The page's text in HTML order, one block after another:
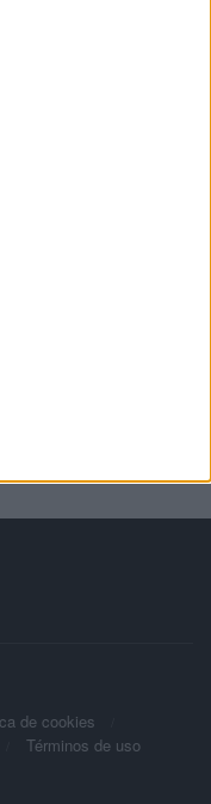
de cookies
Términos de uso